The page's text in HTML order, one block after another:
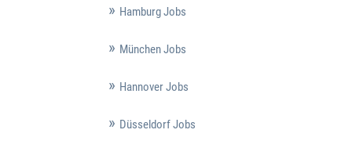
Hamburg Jobs
München Jobs
Hannover Jobs
Düsseldorf Jobs